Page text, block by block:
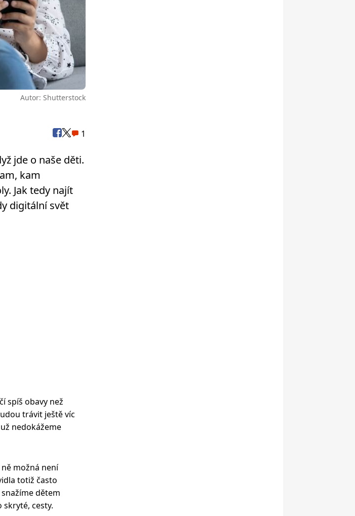
Autor: Shutterstock
1
jde o naše děti.
kam
Jak tedy najít
digitální svět
spíš obavy než
trávit ještě víc
nedokážeme
možná není
totiž často
dětem
cesty.